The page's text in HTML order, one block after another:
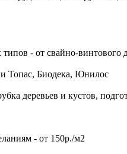
- от свайно-винтового
Топас, Биодека, Юнилос
деревьев и кустов,
- от 150р./м2